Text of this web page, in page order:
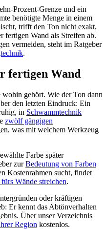
Prozent-Grenze und ein
benötigte Menge in einem
trifft den Ton nicht exakt,
fertigen Wand als Streifen ab.
vermeiden, steht im Ratgeber
.
fertigen Wand
gehört. Wie der Ton dann
den letzten Eindruck: Ein
in Schwammtechnik
zwölf gängigen
was mit welchem Werkzeug
Farbe später
zurBedeutung von Farben
Kostenrahmen sucht, findet
Wände streichen.
oder kräftigen
Er kennt das Abtönverhalten
Über unser Verzeichnis
Region kostenlos.